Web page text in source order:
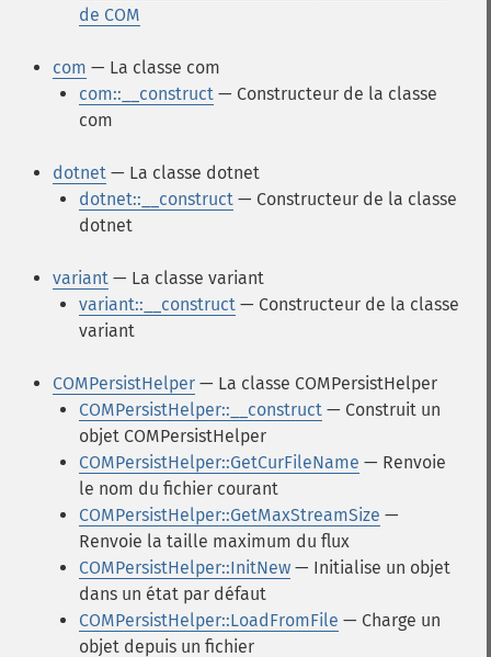
de COM
com — La classe com
com::__construct — Constructeur de la classe
com
dotnet — La classe dotnet
dotnet::__construct — Constructeur de la classe
dotnet
variant — La classe variant
variant::__construct — Constructeur de la classe
variant
COMPersistHelper — La classe COMPersistHelper
COMPersistHelper::__construct — Construit un
objet COMPersistHelper
COMPersistHelper::GetCurFileName — Renvoie
le nom du fichier courant
COMPersistHelper::GetMaxStreamSize —
Renvoie la taille maximum du flux
COMPersistHelper::InitNew — Initialise un objet
dans un état par défaut
COMPersistHelper::LoadFromFile — Charge un
objet depuis un fichier